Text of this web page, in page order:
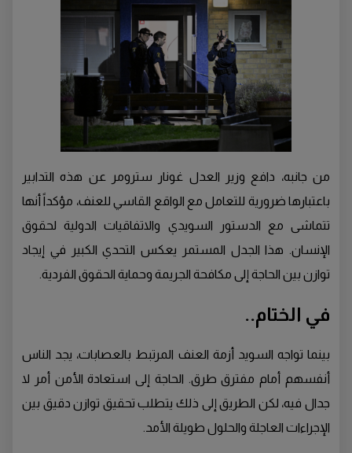
من جانبه، دافع وزير العدل غونار سترومر عن هذه التدابير
باعتبارها ضرورية للتعامل مع الواقع القاسي للعنف، مؤكداً أنها
تتماشى مع الدستور السويدي والاتفاقيات الدولية لحقوق
الإنسان. هذا الجدل المستمر يعكس التحدي الكبير في إيجاد
توازن بين الحاجة إلى مكافحة الجريمة وحماية الحقوق الفردية.
في الختام..
بينما تواجه السويد أزمة العنف المرتبط بالعصابات، يجد الناس
أنفسهم أمام مفترق طرق. الحاجة إلى استعادة الأمن أمر لا
جدال فيه، لكن الطريق إلى ذلك يتطلب تحقيق توازن دقيق بين
الإجراءات العاجلة والحلول طويلة الأمد.